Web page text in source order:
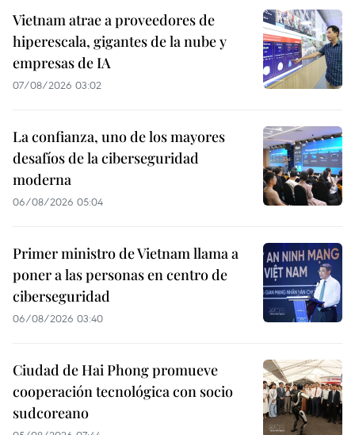
Vietnam atrae a proveedores de
hiperescala, gigantes de la nube y
empresas de IA
07/08/2026 03:02
La confianza, uno de los mayores
desafíos de la ciberseguridad
moderna
06/08/2026 05:04
Primer ministro de Vietnam llama a
poner a las personas en centro de
ciberseguridad
06/08/2026 03:40
Ciudad de Hai Phong promueve
cooperación tecnológica con socio
sudcoreano